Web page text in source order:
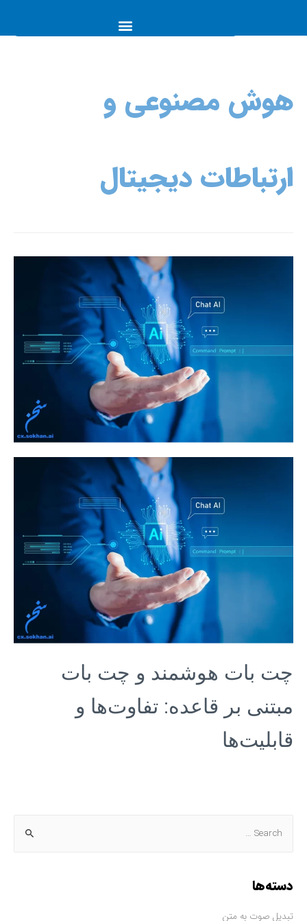
دسته‌ها
تبدیل صوت به متن
هوش مصنوعی و
ارتباطات دیجیتال
چت بات هوشمند و چت بات
مبتنی بر قاعده: تفاوت‌ها و
قابلیت‌ها